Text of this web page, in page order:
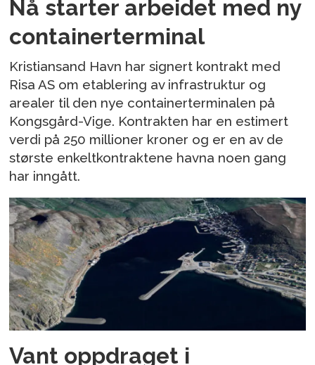
Nå starter arbeidet med ny
containerterminal
Kristiansand Havn har signert kontrakt med
Risa AS om etablering av infrastruktur og
arealer til den nye containerterminalen på
Kongsgård-Vige. Kontrakten har en estimert
verdi på 250 millioner kroner og er en av de
største enkeltkontraktene havna noen gang
har inngått.
Vant oppdraget i